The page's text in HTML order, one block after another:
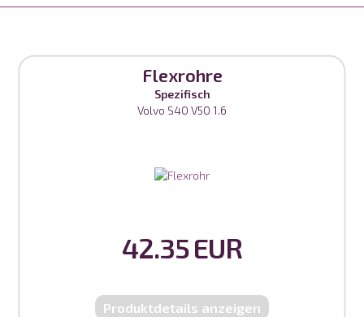
Flexrohre
Spezifisch
Volvo S40 V50 1.6
42.35 EUR
Produktdetails anzeigen